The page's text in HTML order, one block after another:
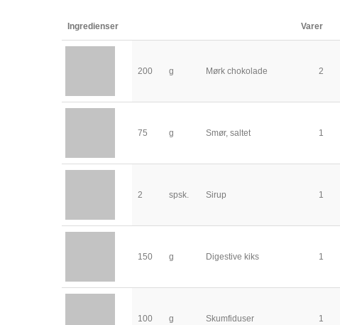
Ingredienser Varer
200 g Mørk chokolade 2
75 g Smør, saltet 1
2 spsk. Sirup 1
150 g Digestive kiks 1
100 g Skumfiduser 1